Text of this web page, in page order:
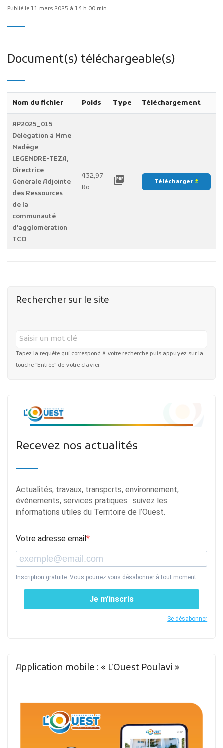
Publié le 11 mars 2025 à 14 h 00 min
Document(s) téléchargeable(s)
Nom du fichier Poids Type Téléchargement
AP2025_015
Délégation à Mme
Nadège
LEGENDRE-TEZA,
Directrice
Générale Adjointe
des Ressources
de la
communauté
d'agglomération
TCO
432,97
Ko
picture_as_pdf Télécharger file_download
Rechercher sur le site
Tapez la requête qui correspond à votre recherche puis appuyez sur la
touche "Entrée" de votre clavier.
Recevez nos actualités
Actualités, travaux, transports, environnement,
événements, services pratiques : suivez les
informations utiles du Territoire de l’Ouest.
Votre adresse email
Inscription gratuite. Vous pourrez vous désabonner à tout moment.
Je m’inscris
Se désabonner
Application mobile : « L’Ouest Poulavi »